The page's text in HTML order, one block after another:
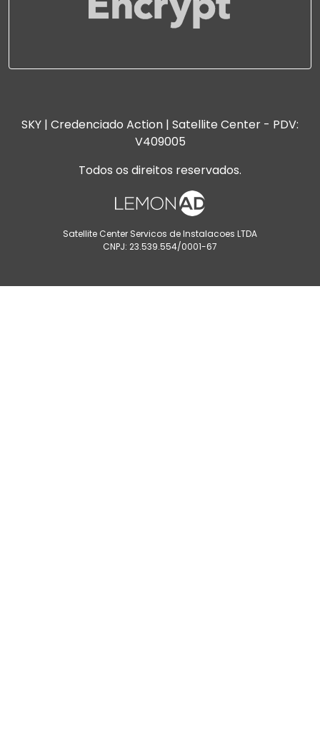
SKY | Credenciado Action | Satellite Center - PDV:
V409005
Todos os direitos reservados.
Satellite Center Servicos de Instalacoes LTDA
CNPJ: 23.539.554/0001-67